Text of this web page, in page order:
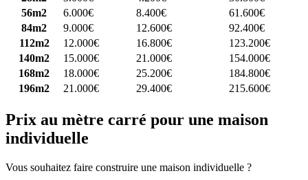
56m2
6.000€ 8.400€
61.600€
84m2
9.000€ 12.600€
92.400€
112m2
12.000€ 16.800€
123.200€
140m2
15.000€ 21.000€
154.000€
168m2
18.000€ 25.200€
184.800€
196m2
21.000€ 29.400€ 215.600€
Prix au mètre carré pour une maison
individuelle
Vous souhaitez faire construire une maison individuelle ?